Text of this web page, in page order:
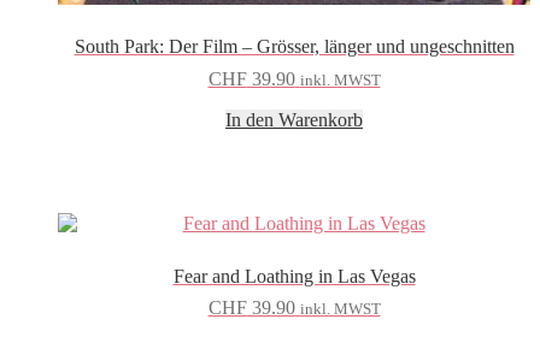
South Park: Der Film – Grösser, länger und ungeschnitten
CHF39.90 inkl. MWST
In den Warenkorb
Fear and Loathing in Las Vegas
CHF39.90 inkl. MWST